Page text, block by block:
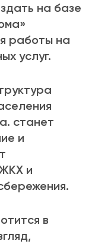
на базе
работы на
услуг.
станет
и
и
в